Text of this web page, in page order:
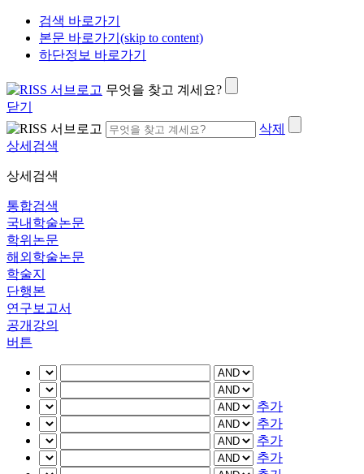
검색 바로가기
본문 바로가기(skip to content)
하단정보 바로가기
무엇을 찾고 계세요?
닫기
삭제
상세검색
상세검색
통합검색
국내학술논문
학위논문
해외학술논문
학술지
단행본
연구보고서
공개강의
버튼
추가
추가
추가
추가